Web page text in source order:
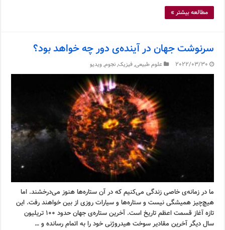
مطالعه بیشتر »
سرنوشت جهان در آینده‌ی دور چه خواهد بود؟
2022/03/30 علوم طبیعی,فیزیک,نجوم,ویدیو
ما در زمانه‌ی خاصی زندگی می‌کنیم که در آن ستاره‌ها هنوز می‌درخشند. اما
هیچ‌چیز همیشگی نیست و ستاره‌ها و سیارات روزی از بین خواهند رفت. این
تازه آغاز قسمت اعظم تاریخ است. آخرین ستاره‌ی جهان حدود ۱۰۰ تریلیون
سال دیگر آخرین مقادیر سوخت هیدروژنی خود را به اتمام رسانده و …